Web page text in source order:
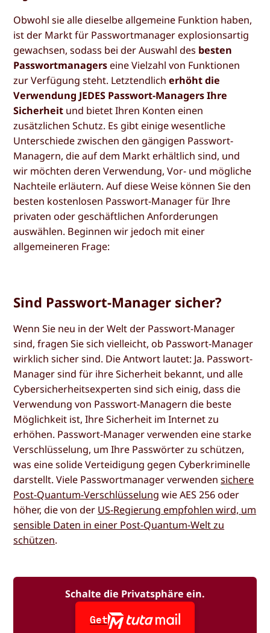
Obwohl sie alle dieselbe allgemeine Funktion haben,
ist der Markt für Passwortmanager explosionsartig
gewachsen, sodass bei der Auswahl des besten
Passwortmanagers eine Vielzahl von Funktionen
zur Verfügung steht. Letztendlicherhöht die
Verwendung JEDES Passwort-Managers Ihre
Sicherheit und bietet Ihren Konten einen
zusätzlichen Schutz. Es gibt einige wesentliche
Unterschiede zwischen den gängigen Passwort-
Managern, die auf dem Markt erhältlich sind, und
wir möchten deren Verwendung, Vor- und mögliche
Nachteile erläutern. Auf diese Weise können Sie den
besten kostenlosen Passwort-Manager für Ihre
privaten oder geschäftlichen Anforderungen
auswählen. Beginnen wir jedoch mit einer
allgemeineren Frage:
Sind Passwort-Manager sicher?
Wenn Sie neu in der Welt der Passwort-Manager
sind, fragen Sie sich vielleicht, ob Passwort-Manager
wirklich sicher sind. Die Antwort lautet: Ja. Passwort-
Manager sind für ihre Sicherheit bekannt, und alle
Cybersicherheitsexperten sind sich einig, dass die
Verwendung von Passwort-Managern die beste
Möglichkeit ist, Ihre Sicherheit im Internet zu
erhöhen. Passwort-Manager verwenden eine starke
Verschlüsselung, um Ihre Passwörter zu schützen,
was eine solide Verteidigung gegen Cyberkriminelle
darstellt. Viele Passwortmanager verwendensichere
Post-Quantum-Verschlüsselung wie AES 256 oder
höher, die von der US-Regierung empfohlen wird, um
sensible Daten in einer Post-Quantum-Welt zu
schützen.
Schalte die Privatsphäre ein.
Get